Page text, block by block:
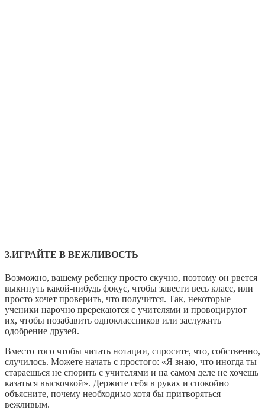
3.ИГРАЙТЕ В ВЕЖЛИВОСТЬ
Возможно, вашему ребенку просто скучно, поэтому он рвется
выкинуть какой-нибудь фокус, чтобы завести весь класс, или
просто хочет проверить, что получится. Так, некоторые
ученики нарочно пререкаются с учителями и провоцируют
их, чтобы позабавить одноклассников или заслужить
одобрение друзей.
Вместо того чтобы читать нотации, спросите, что, собственно,
случилось. Можете начать с простого: «Я знаю, что иногда ты
стараешься не спорить с учителями и на самом деле не хочешь
казаться выскочкой». Держите себя в руках и спокойно
объясните, почему необходимо хотя бы притворяться
вежливым.